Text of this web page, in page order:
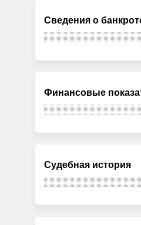
Сведения о
Финансовые
Судебная история